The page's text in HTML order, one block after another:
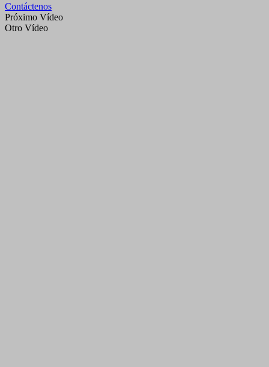
Contáctenos
Próximo Vídeo
Otro Vídeo